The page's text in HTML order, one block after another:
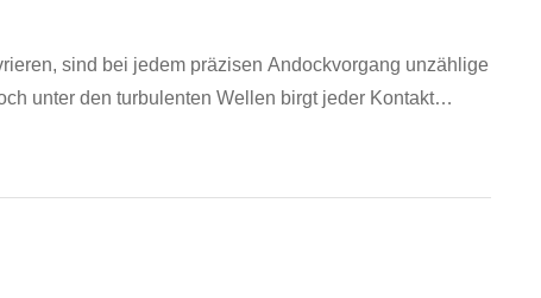
sind bei jedem präzisen Andockvorgang unzählige
unter den turbulenten Wellen birgt jeder Kontakt